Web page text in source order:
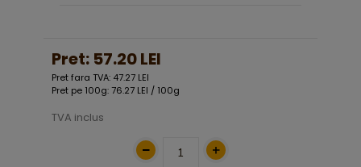
Pret: 57.20 LEI
Pret fara TVA: 47.27 LEI
Pret pe 100g: 76.27 LEI / 100g
TVA inclus